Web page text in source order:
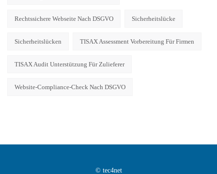
Rechtssichere Webseite Nach DSGVO Sicherheitslücke
Sicherheitslücken TISAX Assessment Vorbereitung Für Firmen
TISAX Audit Unterstützung Für Zulieferer
Website-Compliance-Check Nach DSGVO
© tec4net